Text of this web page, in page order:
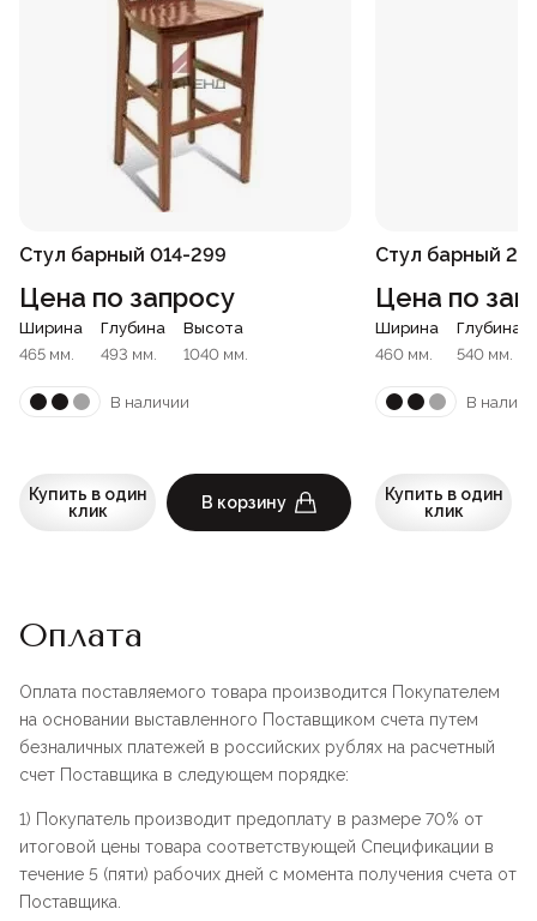
Стул барный 014-299
Цена по запросу
Ширина
465 мм.
Глубина
493 мм.
Высота
1040 мм.
В наличии
Купить в один
клик
В корзину
Стул барный
Цена по
Ширина
460 мм.
Глубина
540 мм.
В
Купить в один
клик
Оплата
Оплата поставляемого товара производится Покупателем
на основании выставленного Поставщиком счета путем
безналичных платежей в российских рублях на расчетный
счет Поставщика в следующем порядке:
1) Покупатель производит предоплату в размере 70% от
итоговой цены товара соответствующей Спецификации в
течение 5 (пяти) рабочих дней с момента получения счета от
Поставщика.